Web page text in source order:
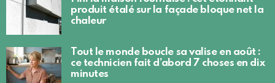
produit étalé sur la façade bloque net la
chaleur
Tout le monde boucle sa valise en août :
ce technicien fait d’abord 7 choses en dix
minutes